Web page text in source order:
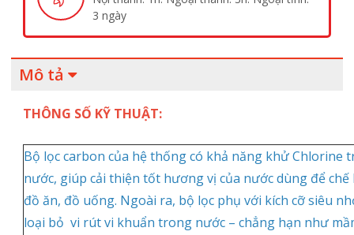
3 ngày
Mô tả
THÔNG SỐ KỸ THUẬT:
Bộ lọc carbon của hệ thống có khả năng khử Chlorine
nước, giúp cải thiện tốt hương vị của nước dùng để chế
đồ ăn, đồ uống. Ngoài ra, bộ lọc phụ với kích cỡ siêu
loại bỏ vi rút vi khuẩn trong nước – chẳng hạn như